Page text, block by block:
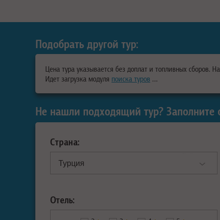
Подобрать другой тур:
Цена тура указывается без доплат и топливных сборов.
Идет загрузка модуля поиска туров …
Не нашли подходящий тур?
Страна:
Отель: